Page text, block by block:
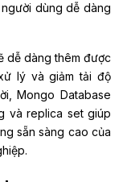
dùng dễ dàng
dễ dàng thêm được
lý và giảm tải độ
Mongo Database
và replica set giúp
sẵn sàng cao của